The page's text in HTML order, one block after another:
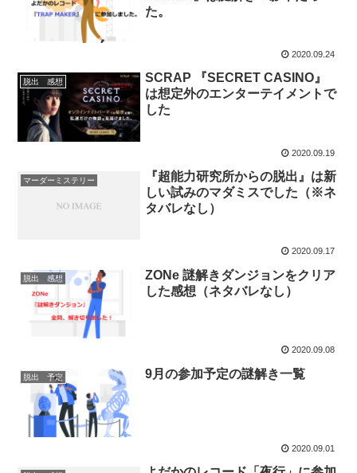
た。
2020.09.24
脱出 感想
SCRAP 『SECRET CASINO』
は想定外のエンターテイメントで
した
2020.09.19
マーダーミステリー
『超能力研究所からの脱出』は新
しい試みのマダミスでした（※ネ
タバレなし）
2020.09.17
脱出 感想
ZONe 謎解きダンジョンをクリア
した感想（ネタバレなし）
2020.09.08
脱出 予定 9月の参加予定の謎解き一覧
2020.09.01